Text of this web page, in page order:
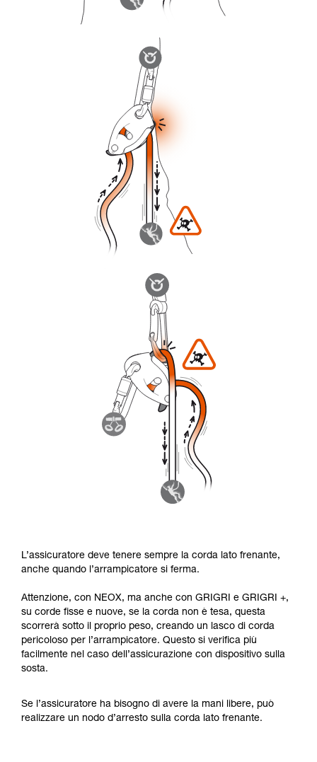
L’assicuratore deve tenere sempre la corda lato frenante,
anche quando l’arrampicatore si ferma.
Attenzione, con NEOX, ma anche con GRIGRI e GRIGRI +,
su corde fisse e nuove, se la corda non è tesa, questa
scorrerà sotto il proprio peso, creando un lasco di corda
pericoloso per l’arrampicatore. Questo si verifica più
facilmente nel caso dell’assicurazione con dispositivo sulla
sosta.
Se l’assicuratore ha bisogno di avere la mani libere, può
realizzare un nodo d’arresto sulla corda lato frenante.